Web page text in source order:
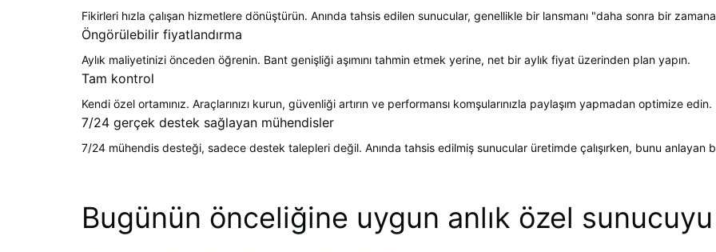
Fikirleri hızla çalışan hizmetlere dönüştürün. Anında tahsis edilen sunucular, genellikle bir lansmanı "daha sonra bir
Öngörülebilir fiyatlandırma
Aylık maliyetinizi önceden öğrenin. Bant genişliği aşımını tahmin etmek yerine, net bir aylık fiyat üzerinden plan yapın.
Tam kontrol
Kendi özel ortamınız. Araçlarınızı kurun, güvenliği artırın ve performansı komşularınızla paylaşım yapmadan optimize edin.
7/24 gerçek destek sağlayan mühendisler
7/24 mühendis desteği, sadece destek talepleri değil. Anında tahsis edilmiş sunucular üretimde çalışırken, bunu anlayan
Bugünün önceliğine uygun anlık özel